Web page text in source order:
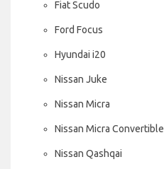
Fiat Scudo
Ford Focus
Hyundai i20
Nissan Juke
Nissan Micra
Nissan Micra Convertible
Nissan Qashqai